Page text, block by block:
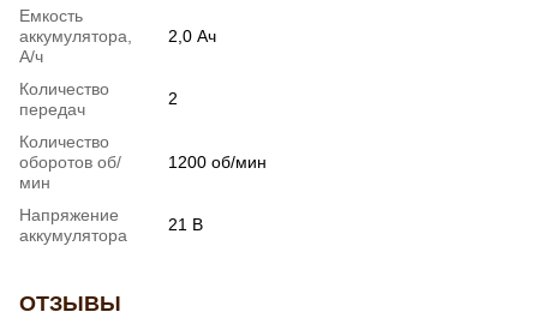
Емкость
аккумулятора,
А/ч
2,0 Ач
Количество
передач
2
Количество
оборотов об/
мин
1200 об/мин
Напряжение
аккумулятора
21 В
ОТЗЫВЫ